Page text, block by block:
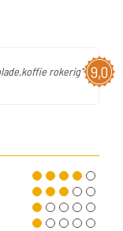
9,0
rokerig"